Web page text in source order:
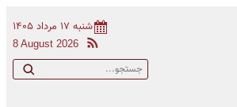
شنبه ۱۷ مرداد ۱۴۰۵
8 August 2026